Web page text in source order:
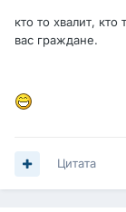
кто то хвалит,
вас граждане.
Цитата